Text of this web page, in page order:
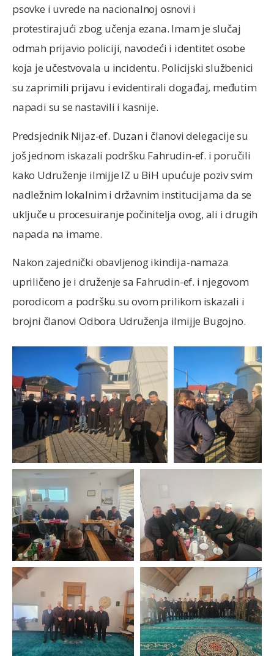
psovke i uvrede na nacionalnoj osnovi i
protestirajući zbog učenja ezana. Imam je slučaj
odmah prijavio policiji, navodeći i identitet osobe
koja je učestvovala u incidentu. Policijski službenici
su zaprimili prijavu i evidentirali događaj, međutim
napadi su se nastavili i kasnije.
Predsjednik Nijaz-ef. Duzan i članovi delegacije su
još jednom iskazali podršku Fahrudin-ef. i poručili
kako Udruženje ilmijje IZ u BiH upućuje poziv svim
nadležnim lokalnim i državnim institucijama da se
uključe u procesuiranje počinitelja ovog, ali i drugih
napada na imame.
Nakon zajednički obavljenog ikindija-namaza
upriličeno je i druženje sa Fahrudin-ef. i njegovom
porodicom a podršku su ovom prilikom iskazali i
brojni članovi Odbora Udruženja ilmijje Bugojno.